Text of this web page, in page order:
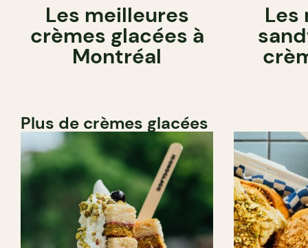
Les meilleures
crèmes glacées à
Montréal
Les
Plus de crèmes glacées